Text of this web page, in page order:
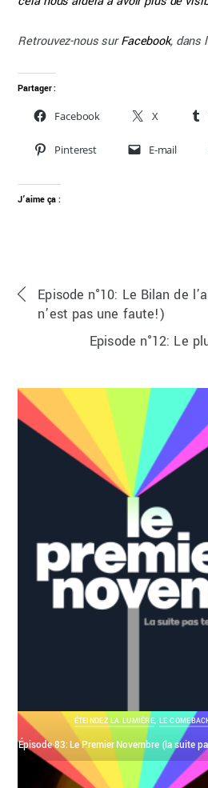
Retrouvez-nous surFacebook, dans
Partager :
Facebook X
Pinterest E-mail
J’aime ça :
Episode n°10: Le Bilan de
n’est pas une faute!)
Episode n°12: Le
ÉTEINDEZ LA LUMIÈRE, LE
Épisode 83: Le Premier Novembre (la suite